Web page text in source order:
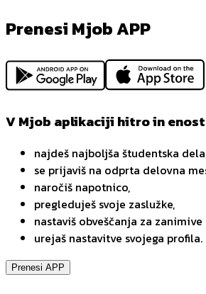
Prenesi Mjob APP
V Mjob aplikaciji hitro in
najdeš najboljša študentska
se prijaviš na odprta delovna
naročiš napotnico,
pregleduješ svoje zaslužke,
nastaviš obveščanja za zanimive
urejaš nastavitve svojega profila.
Prenesi APP